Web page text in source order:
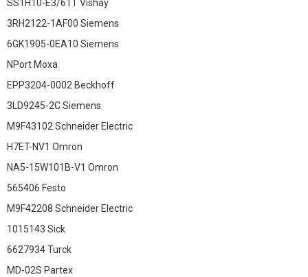
SS1H10-E3/61T Vishay
3RH2122-1AF00 Siemens
6GK1905-0EA10 Siemens
NPort Moxa
EPP3204-0002 Beckhoff
3LD9245-2C Siemens
M9F43102 Schneider Electric
H7ET-NV1 Omron
NA5-15W101B-V1 Omron
565406 Festo
M9F42208 Schneider Electric
1015143 Sick
6627934 Turck
MD-02S Partex